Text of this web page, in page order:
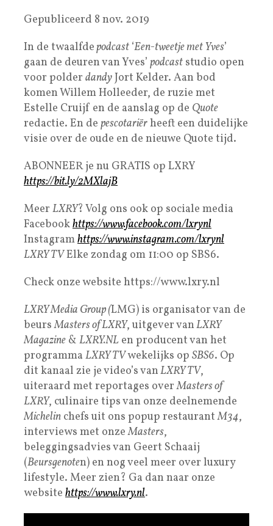
Gepubliceerd 8 nov. 2019
In de twaalfdepodcast ‘Een-tweetje met Yves’
gaan de deuren van Yves’ podcast studio open
voor polder dandyJort Kelder. Aan bod
komen Willem Holleeder, de ruzie met
Estelle Cruijf en de aanslag op de Quote
redactie. En de pescotariërheeft een duidelijke
visie over de oude en de nieuwe Quote tijd.
ABONNEER je nu GRATIS op LXRY
https://bit.ly/2MXlajB
Meer LXRY? Volg ons ook op sociale media
Facebookhttps://www.facebook.com/lxrynl
Instagramhttps://www.instagram.com/lxrynl
LXRY TVElke zondag om 11:00 op SBS6.
Check onze website https://www.lxry.nl
LXRY Media Group (LMG) is organisator van de
beursMasters of LXRY, uitgever vanLXRY
Magazine & LXRY.NL en producent van het
programma LXRY TVwekelijks op SBS6. Op
dit kanaal zie je video’s vanLXRY TV,
uiteraard met reportages overMasters of
LXRY, culinaire tips van onze deelnemende
Michelin chefs uit ons popup restaurantM34,
interviews met onzeMasters,
beleggingsadvies van Geert Schaaij
(Beursgenoten) en nog veel meer over luxury
lifestyle. Meer zien? Ga dan naar onze
website https://www.lxry.nl.